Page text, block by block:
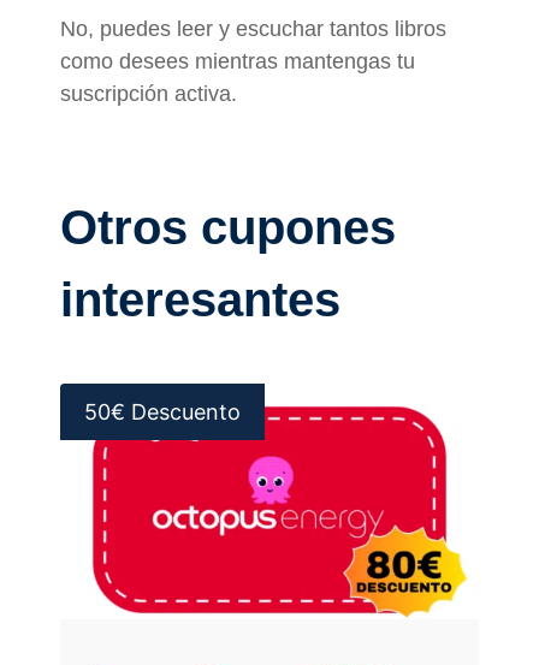
No, puedes leer y escuchar tantos libros
como desees mientras mantengas tu
suscripción activa.
Otros cupones
interesantes
50€ Descuento